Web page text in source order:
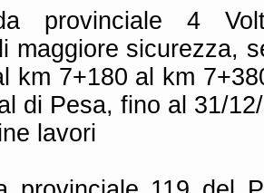
provinciale 4
maggiore sicurezza,
km 7+180 al km
di Pesa, fino al 31/
lavori